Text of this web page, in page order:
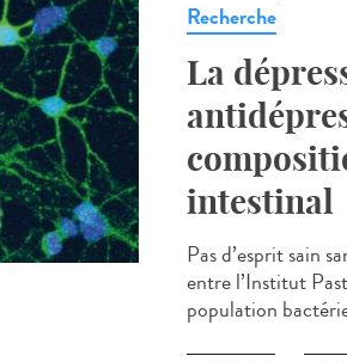
Recherche
La
intestinal
Pas d’esprit sain
entre l’Institut
population